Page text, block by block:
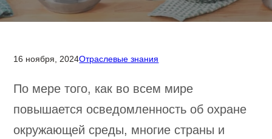
16 ноября, 2024Отраслевые знания
По мере того, как во всем мире
повышается осведомленность об охране
окружающей среды, многие страны и